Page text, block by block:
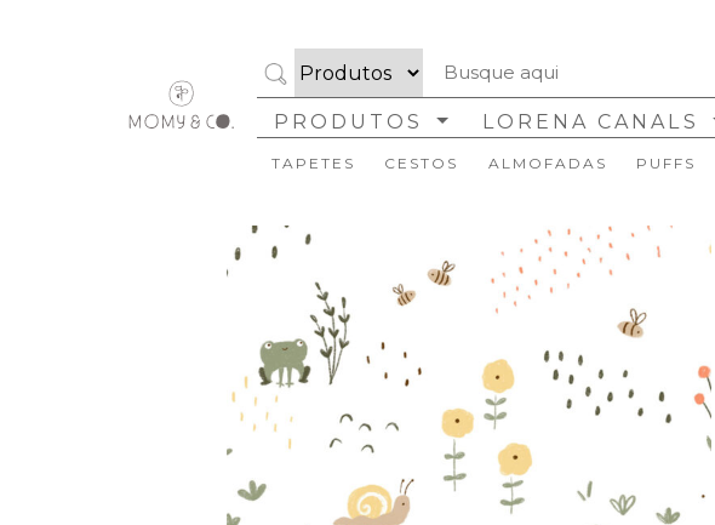
PRODUTOS LORENA CANALS
TAPETES CESTOS ALMOFADAS PUFFS